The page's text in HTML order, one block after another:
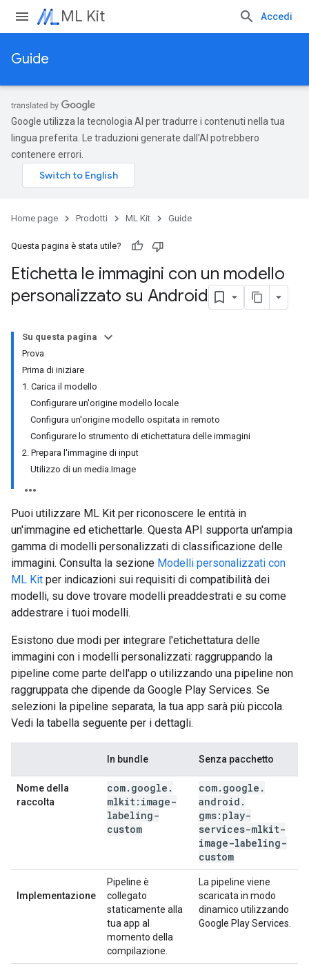
ML Kit Accedi
Guide
Google utilizza la tecnologia AI per tradurre i contenuti nella tua
lingua preferita. Le traduzioni generate dall'AI potrebbero
contenere errori.
Home page Prodotti ML Kit Guide
Questa pagina è stata utile?
Etichetta le immagini con un modello
personalizzato su Android
Su questa pagina
Prova
Prima di iniziare
1. Carica il modello
Configurare un'origine modello locale
Configura un'origine modello ospitata in remoto
Configurare lo strumento di etichettatura delle immagini
2. Prepara l'immagine di input
Utilizzo di un media.Image
Puoi utilizzare ML Kit per riconoscere le entità in
un'immagine ed etichettarle. Questa API supporta un'ampia
gamma di modelli personalizzati di classificazione delle
immagini. Consulta la sezione Modelli personalizzati con
ML Kit per indicazioni sui requisiti di compatibilità dei
modelli, su dove trovare modelli preaddestrati e su come
addestrare i tuoi modelli.
Esistono due modi per integrare l'etichettatura delle
immagini con i modelli personalizzati: raggruppando la
pipeline come parte dell'app o utilizzando una pipeline non
raggruppata che dipende da Google Play Services. Se
selezioni la pipeline separata, la tua app sarà più piccola.
Vedi la tabella seguente per i dettagli.
In bundle Senza pacchetto
Nome della
raccolta
com. google .
mlkit:image-
labeling-
custom
com. google .
android .
gms:play-
services-mlkit-
image-labeling-
custom
Implementazione
Pipeline è
collegato
staticamente alla
tua app al
momento della
compilazione.
La pipeline viene
scaricata in modo
dinamico utilizzando
Google Play Services.